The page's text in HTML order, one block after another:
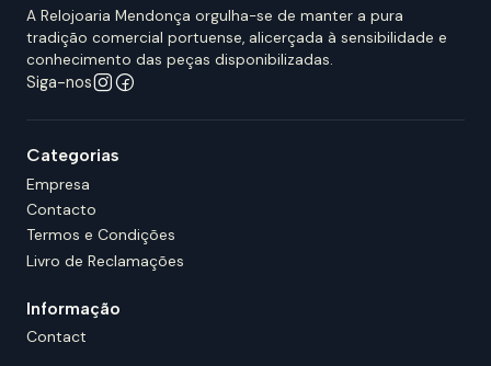
A Relojoaria Mendonça orgulha-se de manter a pura
tradição comercial portuense, alicerçada à sensibilidade e
conhecimento das peças disponibilizadas.
Siga-nos
Categorias
Empresa
Contacto
Termos e Condições
Livro de Reclamações
Informação
Contact